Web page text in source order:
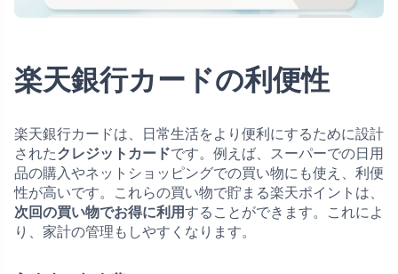
楽天銀行カードの利便性
楽天銀行カードは、日常生活をより便利にするために設計
されたクレジットカードです。例えば、スーパーでの日用
品の購入やネットショッピングでの買い物にも使え、利便
性が高いです。これらの買い物で貯まる楽天ポイントは、
次回の買い物でお得に利用することができます。これによ
り、家計の管理もしやすくなります。